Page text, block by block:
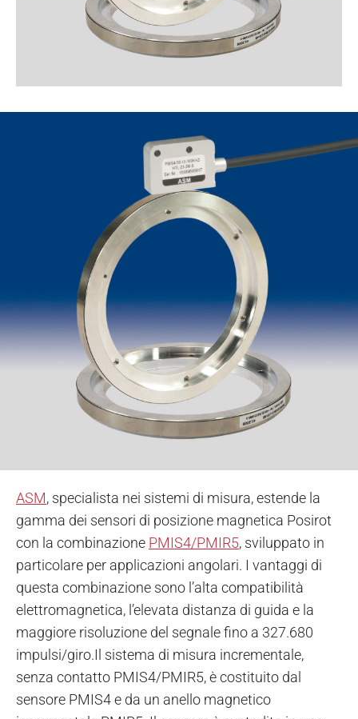
ASM, specialista nei sistemi di misura, estende la
gamma dei sensori di posizione magnetica Posirot
con la combinazione PMIS4/PMIR5, sviluppato in
particolare per applicazioni angolari. I vantaggi di
questa combinazione sono l’alta compatibilità
elettromagnetica, l’elevata distanza di guida e la
maggiore risoluzione del segnale fino a 327.680
impulsi/giro.Il sistema di misura incrementale,
senza contatto PMIS4/PMIR5, è costituito dal
sensore PMIS4 e da un anello magnetico